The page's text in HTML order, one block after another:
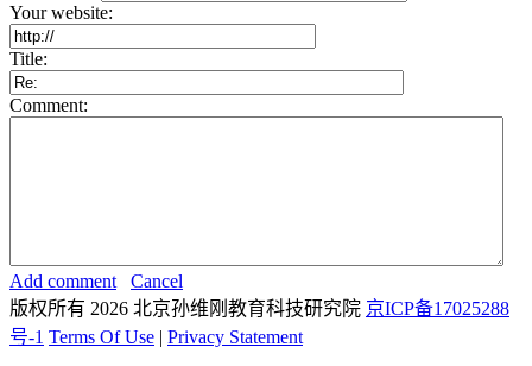
Your website:
Title:
Comment:
Add comment
Cancel
版权所有 2026 北京孙维刚教育科技研究院 京ICP备17025288
号-1 Terms Of Use | Privacy Statement